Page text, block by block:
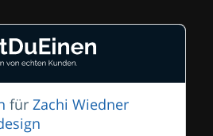
für Zachi Wiedner